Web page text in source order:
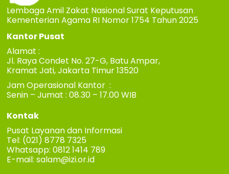
Lembaga Amil Zakat Nasional Surat Keputusan
Kementerian Agama RI Nomor 1754 Tahun 2025
Kantor Pusat
Alamat :
Jl. Raya Condet No. 27-G, Batu Ampar,
Kramat Jati, Jakarta Timur 13520
Jam Operasional Kantor :
Senin – Jumat : 08.30 – 17.00 WIB
Kontak
Pusat Layanan dan Informasi
Tel: (021) 8778 7325
Whatsapp: 0812 1414 789
E-mail:salam@izi.or.id